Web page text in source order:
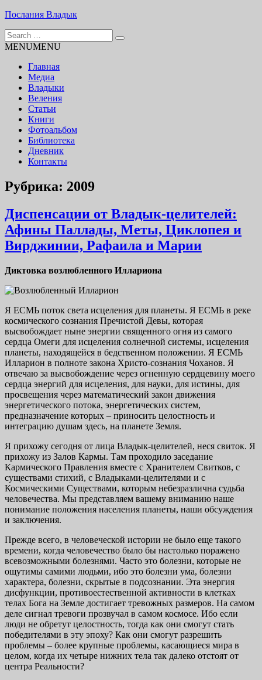
Skip
content
Послания Владык
Основу сайта представляют Послания, или Диктовки,
Search
for:
MENUMENU
Главная
Медиа
Владыки
Веления
Статьи
Книги
Фотоальбом
Библиотека
Дневник
Контакты
Рубрика: 2009
Диспенсации от Владык-целителей:
Афины Паллады, Меты, Циклопея и
Вирджинии, Рафаила и Марии
Диктовка возлюбленного Иллариона
Я ЕСМЬ поток света исцеления для планеты. Я ЕСМЬ в реке
космического сознания Пречистой Девы, которая
высвобождает ныне энергии священного огня из самого
сердца Омеги для исцеления солнечной системы, исцеления
планеты, находящейся в бедственном положении. Я ЕСМЬ
Илларион в полноте закона Христо-сознания Чоханов. Я
отвечаю за высвобождение через огненную сердцевину моего
сердца энергий для исцеления, для науки, для истины, для
просвещения через математический закон движения
энергетического потока, энергетических систем,
предназначение которых – приносить целостность и
интеграцию душам здесь, на планете Земля.
Я прихожу сегодня от лица Владык-целителей, неся свиток. Я
прихожу из Залов Кармы. Там проходило заседание
Кармического Правления вместе с Хранителем Свитков, с
существами стихий, с Владыками-целителями и с
Космическими Существами, которым небезразлична судьба
человечества. Мы представляем вашему вниманию наше
понимание положения населения планеты, наши обсуждения
и заключения.
Прежде всего, в человеческой истории не было еще такого
времени, когда человечество было бы настолько поражено
всевозможными болезнями. Часто это болезни, которые не
ощутимы самими людьми, ибо это болезни ума, болезни
характера, болезни, скрытые в подсознании. Эта энергия
дисфункции, противоестественной активности в клетках
телах Бога на Земле достигает тревожных размеров. На самом
деле сигнал тревоги прозвучал в самом космосе. Ибо если
люди не обретут целостность, тогда как они смогут стать
победителями в эту эпоху? Как они смогут разрешить
проблемы – более крупные проблемы, касающиеся мира в
целом, когда их четыре нижних тела так далеко отстоят от
центра Реальности?